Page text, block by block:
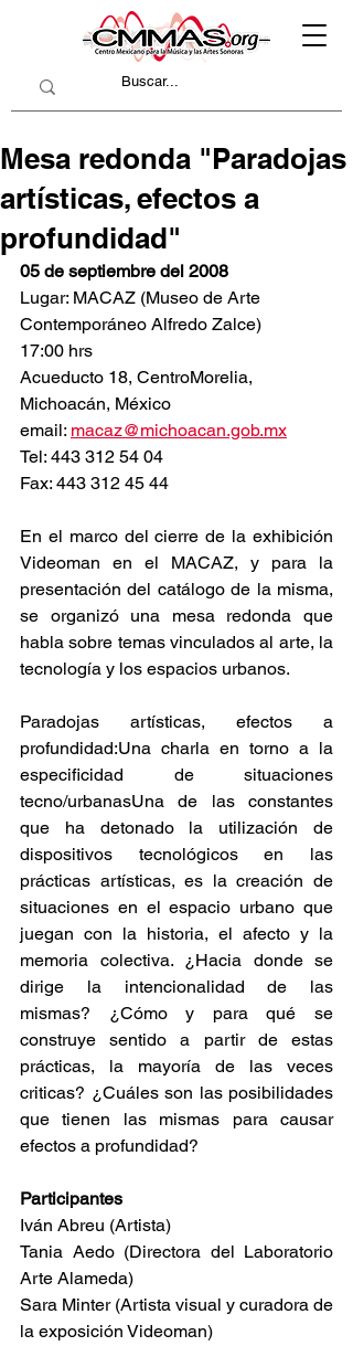
Mesa redonda "Paradojas
artísticas, efectos a
profundidad"
05 de septiembre del 2008
Lugar: MACAZ (Museo de Arte
Contemporáneo Alfredo Zalce)
17:00 hrs
Acueducto 18, CentroMorelia,
Michoacán, México
email: macaz@michoacan.gob.mx
Tel: 443 312 54 04
Fax: 443 312 45 44
En el marco del cierre de la exhibición
Videoman en el MACAZ, y para la
presentación del catálogo de la misma,
se organizó una mesa redonda que
habla sobre temas vinculados al arte, la
tecnología y los espacios urbanos.
Paradojas artísticas, efectos a
profundidad:Una charla en torno a la
especificidad de situaciones
tecno/urbanasUna de las constantes
que ha detonado la utilización de
dispositivos tecnológicos en las
prácticas artísticas, es la creación de
situaciones en el espacio urbano que
juegan con la historia, el afecto y la
memoria colectiva. ¿Hacia donde se
dirige la intencionalidad de las
mismas? ¿Cómo y para qué se
construye sentido a partir de estas
prácticas, la mayoría de las veces
criticas? ¿Cuáles son las posibilidades
que tienen las mismas para causar
efectos a profundidad?
Participantes
Iván Abreu (Artista)
Tania Aedo (Directora del Laboratorio
Arte Alameda)
Sara Minter (Artista visual y curadora de
la exposición Videoman)